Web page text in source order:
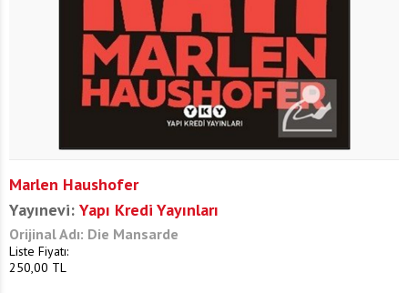
Marlen Haushofer
Yayınevi: Yapı Kredi Yayınları
Orijinal Adı: Die Mansarde
Liste Fiyatı:
250,00 TL